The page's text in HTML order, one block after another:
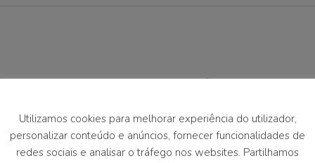
Utilizamos cookies para melhorar experiência do utilizador,
personalizar conteúdo e anúncios, fornecer funcionalidades de
redes sociais e analisar o tráfego nos websites. Partilhamos